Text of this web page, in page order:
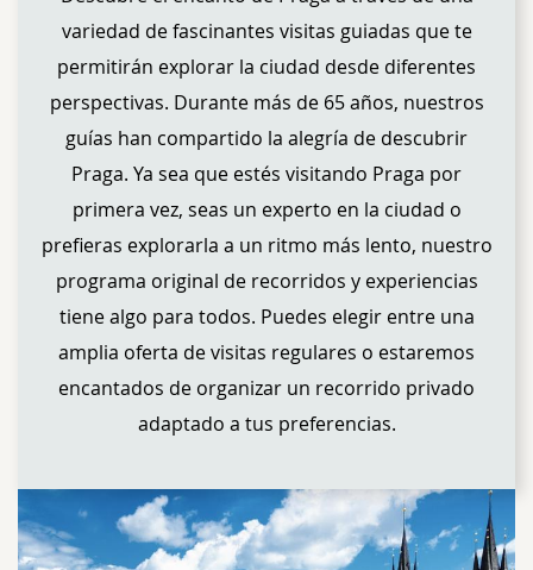
variedad de fascinantes visitas guiadas que te
permitirán explorar la ciudad desde diferentes
perspectivas. Durante más de 65 años, nuestros
guías han compartido la alegría de descubrir
Praga. Ya sea que estés visitando Praga por
primera vez, seas un experto en la ciudad o
prefieras explorarla a un ritmo más lento, nuestro
programa original de recorridos y experiencias
tiene algo para todos. Puedes elegir entre una
amplia oferta de visitas regulares o estaremos
encantados de organizar un recorrido privado
adaptado a tus preferencias.